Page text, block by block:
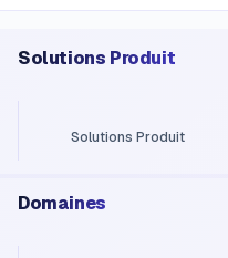
Solutions Produit
Solutions Produit
Domaines